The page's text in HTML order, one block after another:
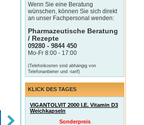
Wenn Sie eine Beratung
wünschen, können Sie sich direkt
an unser Fachpersonal wenden:
Pharmazeutische Beratung
/ Rezepte
09280 - 9844 450
Mo-Fr 8:00 - 17:00
(Telefonkosten sind abhängig von
Telefonanbieter und -tarif)
KLICK DES TAGES
VIGANTOLVIT 2000 I.E. Vitamin D3
Weichkapseln
Sonderpreis